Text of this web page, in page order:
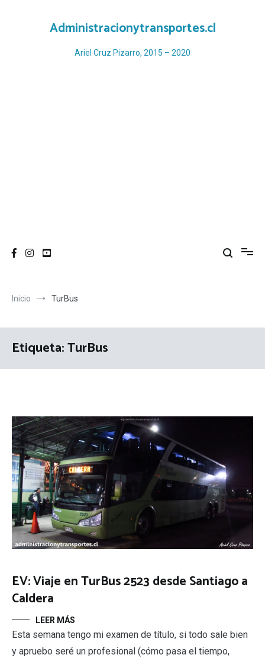
Administracionytransportes.cl
Ariel Cruz Pizarro, 2015 – 2020
Inicio TurBus
Etiqueta:TurBus
EV: Viaje en TurBus 2523 desde Santiago a
Caldera
LEER MÁS
Esta semana tengo mi examen de título, si todo sale bien
y apruebo seré un profesional (cómo pasa el tiempo,